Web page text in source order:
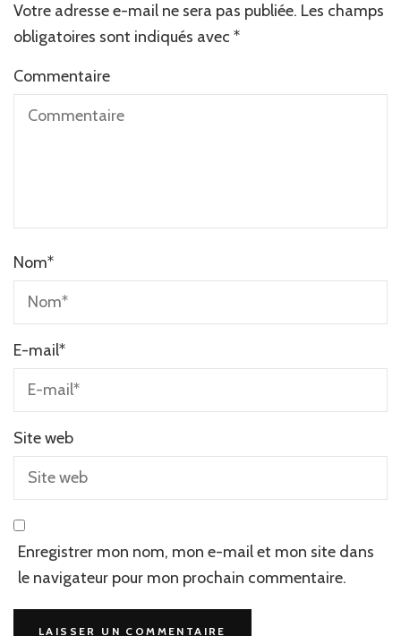
Votre adresse e-mail ne sera pas publiée. Les champs
obligatoires sont indiqués avec *
Commentaire
Nom*
E-mail*
Site web
Enregistrer mon nom, mon e-mail et mon site dans
le navigateur pour mon prochain commentaire.